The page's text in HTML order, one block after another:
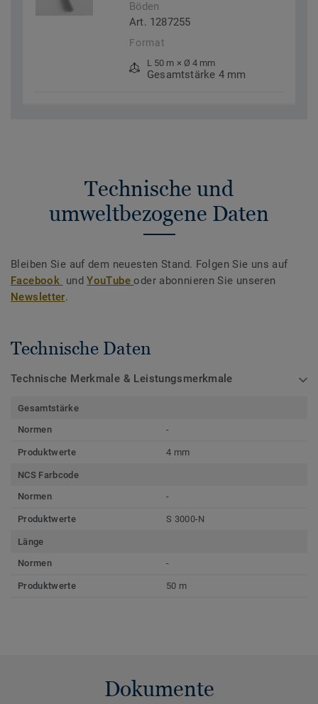
Böden
Art. 1287255
Format
L 50 m × Ø 4 mm
Gesamtstärke 4 mm
Technische und
umweltbezogene Daten
Bleiben Sie auf dem neuesten Stand. Folgen Sie uns auf
Facebook undYouTubeoder abonnieren Sie unseren
Newsletter.
Technische Daten
Technische Merkmale & Leistungsmerkmale
Gesamtstärke
Normen
-
Produktwerte 4 mm
NCS Farbcode
Normen
-
Produktwerte S 3000-N
Länge
Normen
-
Produktwerte 50 m
Dokumente